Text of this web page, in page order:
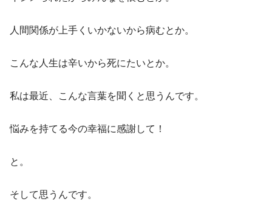
人間関係が上手くいかないから病むとか。
こんな人生は辛いから死にたいとか。
私は最近、こんな言葉を聞くと思うんです。
悩みを持てる今の幸福に感謝して！
と。
そして思うんです。